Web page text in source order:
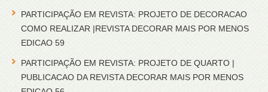
PARTICIPAÇÃO EM REVISTA: PROJETO DE DECORACAO
COMO REALIZAR |REVISTA DECORAR MAIS POR MENOS
EDICAO 59
PARTICIPAÇÃO EM REVISTA: PROJETO DE QUARTO |
PUBLICACAO DA REVISTA DECORAR MAIS POR MENOS